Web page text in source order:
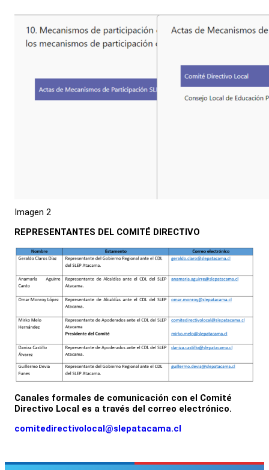
Imagen 2
REPRESENTANTES DEL COMITÉ DIRECTIVO
Canales formales de comunicación con el Comité
Directivo Local es a través del correo electrónico.
comitedirectivolocal@slepatacama.cl